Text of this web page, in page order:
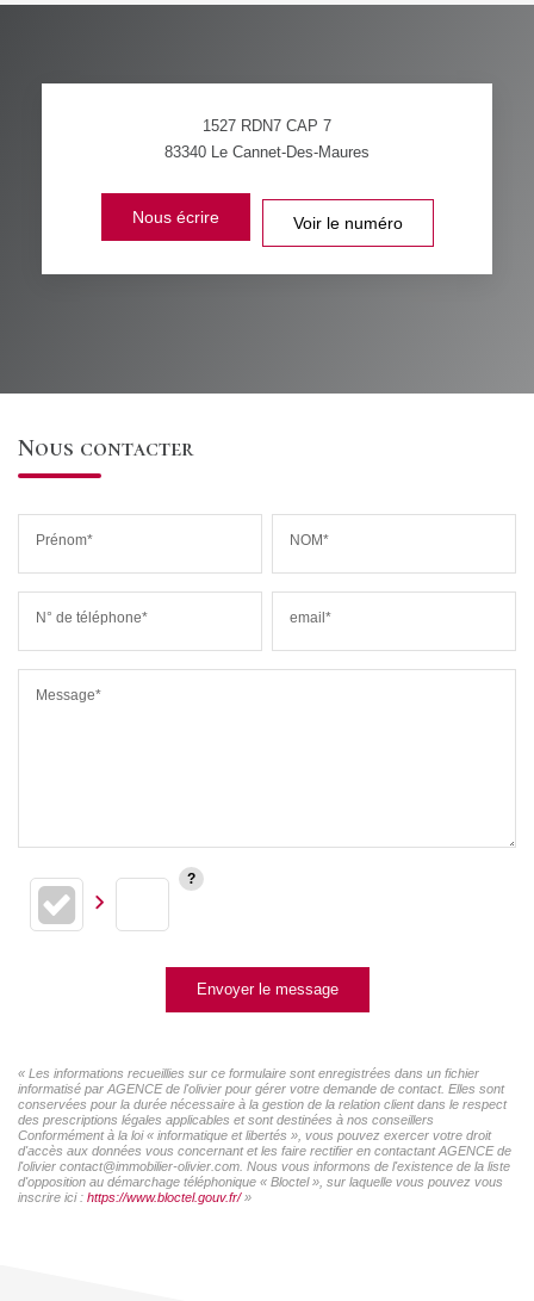
1527 RDN7 CAP 7
83340 Le Cannet-Des-Maures
Nous écrire Voir le numéro
Nous contacter
Prénom* NOM*
N° de téléphone* email*
Message*
Envoyer le message
« Les informations recueillies sur ce formulaire sont enregistrées dans un fichier
informatisé par AGENCE de l'olivier pour gérer votre demande de contact. Elles sont
conservées pour la durée nécessaire à la gestion de la relation client dans le respect
des prescriptions légales applicables et sont destinées à nos conseillers
Conformément à la loi « informatique et libertés », vous pouvez exercer votre droit
d'accès aux données vous concernant et les faire rectifier en contactant AGENCE de
l'olivier contact@immobilier-olivier.com. Nous vous informons de l'existence de la liste
d'opposition au démarchage téléphonique « Bloctel », sur laquelle vous pouvez vous
inscrire ici : https://www.bloctel.gouv.fr/»